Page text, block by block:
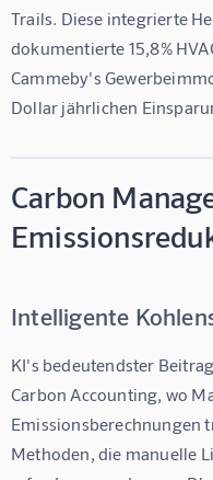
Trails. Diese integrierte
dokumentierte 15,8%
Cammeby's
Dollar jährlichen
Carbon
Intelligente
KI's bedeutendster
Carbon Accounting, wo
Emissionsberechnungen
Methoden, die manuelle